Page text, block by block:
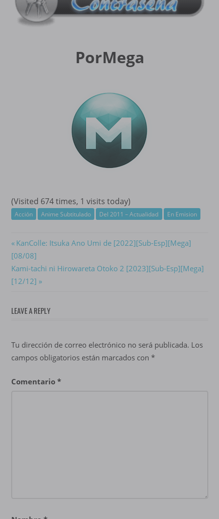
PorMega
(Visited 674 times, 1 visits today)
Acción Anime Subtitulado Del 2011 – Actualidad En Emision
Navegación
de
entradas
Previous
Post:
KanColle: Itsuka Ano Umi de [2022][Sub-Esp][Mega]
[08/08]
Next
Post:
Kami-tachi ni Hirowareta Otoko 2 [2023][Sub-Esp][Mega]
[12/12]
LEAVE A REPLY
Tu dirección de correo electrónico no será publicada. Los
campos obligatorios están marcados con *
Comentario *